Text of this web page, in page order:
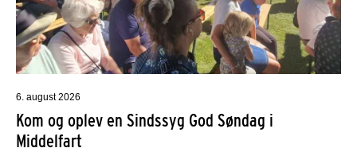
6. august 2026
Kom og oplev en Sindssyg God Søndag i
Middelfart